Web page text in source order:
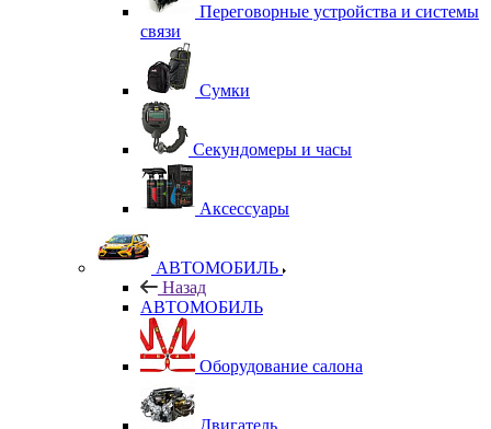
Переговорные устройства и системы
связи
Сумки
Секундомеры и часы
Аксессуары
АВТОМОБИЛЬ
Назад
АВТОМОБИЛЬ
Оборудование салона
Двигатель